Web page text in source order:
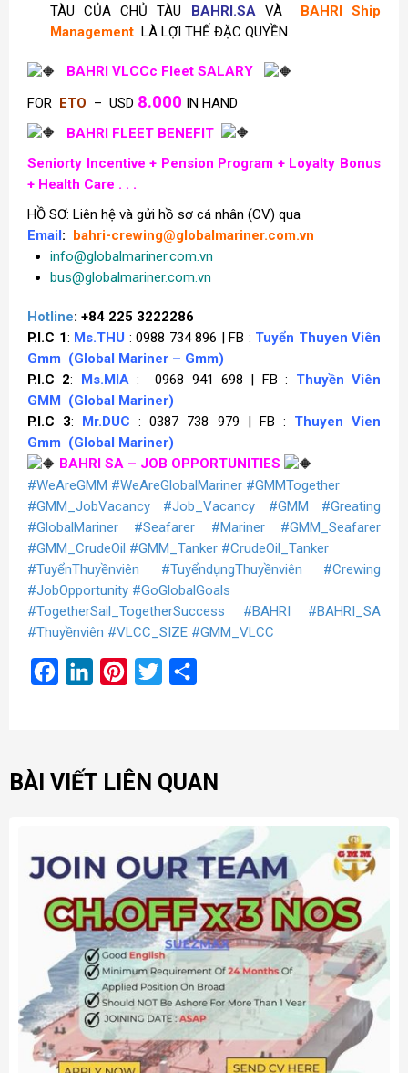
TÀU CỦA CHỦ TÀU BAHRI.SAVÀ BAHRI Ship
Management LÀ LỢI THẾ ĐẶC QUYỀN.
BAHRI VLCCc Fleet SALARY
FOR ETO – USD 8.000 IN HAND
BAHRI FLEET BENEFIT
Seniorty Incentive + Pension Program + Loyalty Bonus
+ Health Care . . .
HỒ SƠ: Liên hệ và gửi hồ sơ cá nhân (CV) qua
Email: bahri-crewing@globalmariner.com.vn
info@globalmariner.com.vn
bus@globalmariner.com.vn
Hotline: +84 225 3222286
P.I.C 1: Ms.THU : 0988 734 896 | FB : Tuyển Thuyen Viên
Gmm (Global Mariner – Gmm)
P.I.C 2: Ms.MIA: 0968 941 698 | FB : Thuyền Viên
GMM (Global Mariner)
P.I.C 3: Mr.DUC : 0387 738 979 | FB : Thuyen Vien
Gmm (Global Mariner)
BAHRI SA – JOB OPPORTUNITIES
#WeAreGMM #WeAreGlobalMariner #GMMTogether
#GMM_JobVacancy
#Job_Vacancy #GMM
#Greating
#GlobalMariner
#Seafarer #Mariner
#GMM_Seafarer
#GMM_CrudeOil #GMM_Tanker #CrudeOil_Tanker
#TuyểnThuyềnviên
#TuyểndụngThuyềnviên
#Crewing
#JobOpportunity #GoGlobalGoals
#TogetherSail_TogetherSuccess
#BAHRI
#BAHRI_SA
#Thuyềnviên #VLCC_SIZE #GMM_VLCC
FacebookLinkedInPinterest
Twitter
BÀI VIẾT LIÊN QUAN